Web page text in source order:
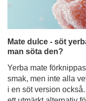
Mate dulce - söt
man söta den?
Yerba mate
smak, men inte alla
i en söt version